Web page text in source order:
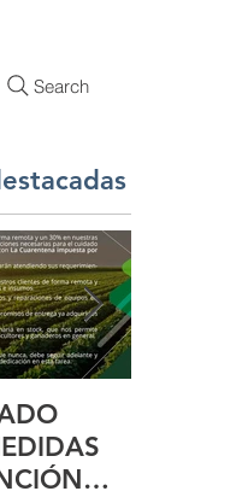
Search